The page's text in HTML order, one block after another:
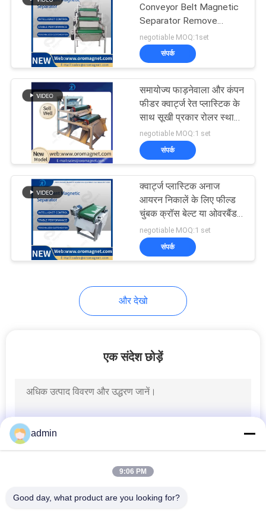
स्थायी चुंबकीय विभाजक
कन्वेयर बेल्ट चुंबकीय
विभाजक
चुंबकीय ड्रम सेपरेटर
ओवरबैंड मैग्नेटिक सेपरेटर
1
Conveyor Belt Magnetic
Separator Remove
Undesired Metal
negotiable MOQ:1set
संपर्क
समायोज्य फाड़नेवाला और कंपन
फीडर क्वार्ट्ज रेत प्लास्टिक के
साथ सूखी प्रकार रोलर स्थायी
चुंबकीय विभाजक
negotiable MOQ:1 set
संपर्क
क्वार्ट्ज प्लास्टिक अनाज
आयरन निकालें के लिए फील्ड
चुंबक क्रॉस बेल्ट या ओवरबैंड
कन्वेयर चुंबकीय विभाजक मशीन
negotiable MOQ:1 set
संपर्क
और देखो
एक संदेश छोड़ें
admin
9:06 PM
Good day, what product are you looking for?